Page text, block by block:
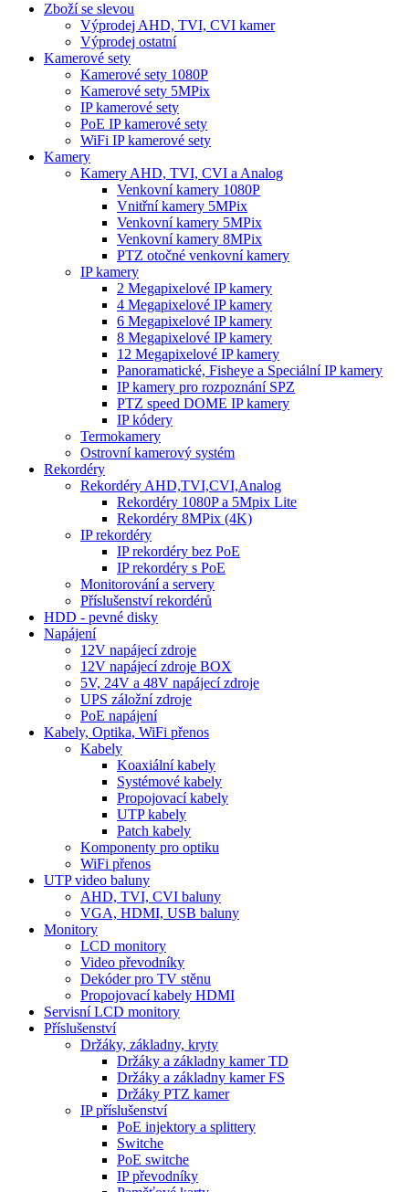
Zboží se slevou
Výprodej AHD, TVI, CVI kamer
Výprodej ostatní
Kamerové sety
Kamerové sety 1080P
Kamerové sety 5MPix
IP kamerové sety
PoE IP kamerové sety
WiFi IP kamerové sety
Kamery
Kamery AHD, TVI, CVI a Analog
Venkovní kamery 1080P
Vnitřní kamery 5MPix
Venkovní kamery 5MPix
Venkovní kamery 8MPix
PTZ otočné venkovní kamery
IP kamery
2 Megapixelové IP kamery
4 Megapixelové IP kamery
6 Megapixelové IP kamery
8 Megapixelové IP kamery
12 Megapixelové IP kamery
Panoramatické, Fisheye a Speciální IP kamery
IP kamery pro rozpoznání SPZ
PTZ speed DOME IP kamery
IP kódery
Termokamery
Ostrovní kamerový systém
Rekordéry
Rekordéry AHD,TVI,CVI,Analog
Rekordéry 1080P a 5Mpix Lite
Rekordéry 8MPix (4K)
IP rekordéry
IP rekordéry bez PoE
IP rekordéry s PoE
Monitorování a servery
Příslušenství rekordérů
HDD - pevné disky
Napájení
12V napájecí zdroje
12V napájecí zdroje BOX
5V, 24V a 48V napájecí zdroje
UPS záložní zdroje
PoE napájení
Kabely, Optika, WiFi přenos
Kabely
Koaxiální kabely
Systémové kabely
Propojovací kabely
UTP kabely
Patch kabely
Komponenty pro optiku
WiFi přenos
UTP video baluny
AHD, TVI, CVI baluny
VGA, HDMI, USB baluny
Monitory
LCD monitory
Video převodníky
Dekóder pro TV stěnu
Propojovací kabely HDMI
Servisní LCD monitory
Příslušenství
Držáky, základny, kryty
Držáky a základny kamer TD
Držáky a základny kamer FS
Držáky PTZ kamer
IP příslušenství
PoE injektory a splittery
Switche
PoE switche
IP převodníky